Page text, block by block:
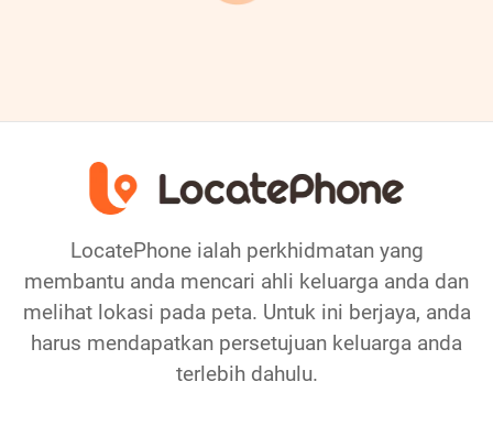
LocatePhone ialah perkhidmatan yang
membantu anda mencari ahli keluarga anda dan
melihat lokasi pada peta. Untuk ini berjaya, anda
harus mendapatkan persetujuan keluarga anda
terlebih dahulu.